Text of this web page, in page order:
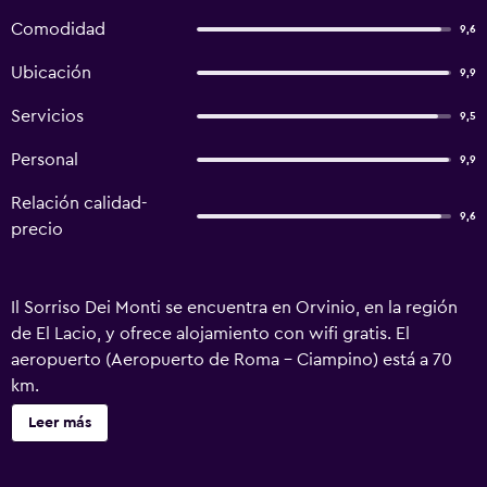
Comodidad 9,6
Ubicación 9,9
Servicios 9,5
Personal 9,9
Relación calidad-
precio
9,6
Il Sorriso Dei Monti se encuentra en Orvinio, en la región
de El Lacio, y ofrece alojamiento con wifi gratis. El
aeropuerto (Aeropuerto de Roma - Ciampino) está a 70
km.
Leer más